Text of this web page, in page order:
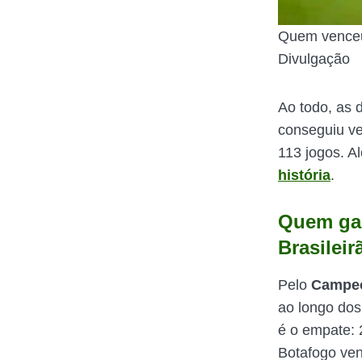
Quem
Divulgação
Ao todo, as
conseguiu
113 jogos.
história.
Quem
Pelo
ao longo
é o empate:
Botafogo